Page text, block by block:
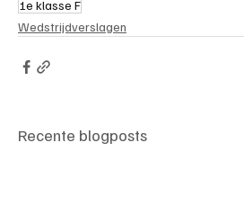
1e klasse F
Wedstrijdverslagen
Recente blogposts